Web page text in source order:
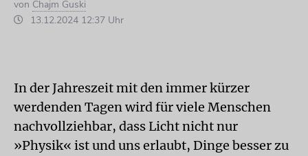
von Chajm Guski
13.12.2024 12:37 Uhr
In der Jahreszeit mit den immer kürzer
werdenden Tagen wird für viele Menschen
nachvollziehbar, dass Licht nicht nur
»Physik« ist und uns erlaubt, Dinge besser zu